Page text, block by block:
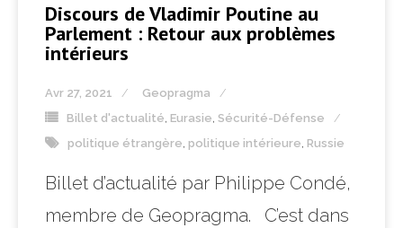
Discours de Vladimir Poutine au
Parlement : Retour aux problèmes
intérieurs
Avr 27, 2021
Geopragma
Billet d'actualité, Eurasie, Sécurité-Défense
politique étrangère, politique intérieure, Russie
Billet d’actualité par Philippe Condé,
membre de Geopragma. C’est dans